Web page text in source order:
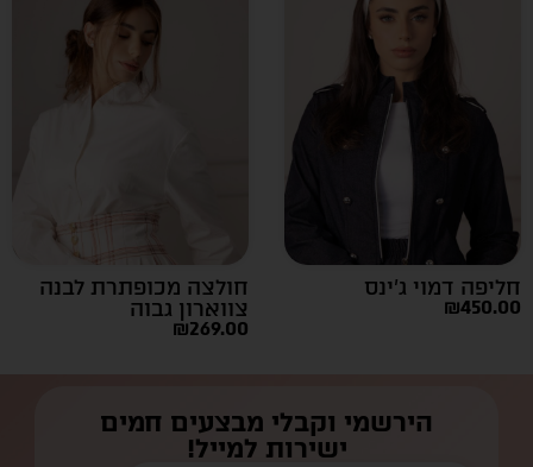
חליפה דמוי ג’ינס
₪450.00
חולצה מכופתרת לבנה
צווארון גבוה
₪269.00
הירשמי וקבלי מבצעים חמים
ישירות למייל!